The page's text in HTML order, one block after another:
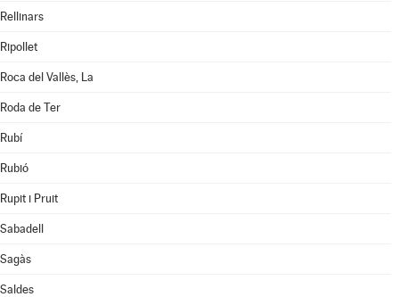
Rellinars
Ripollet
Roca del Vallès, La
Roda de Ter
Rubí
Rubió
Rupit i Pruit
Sabadell
Sagàs
Saldes